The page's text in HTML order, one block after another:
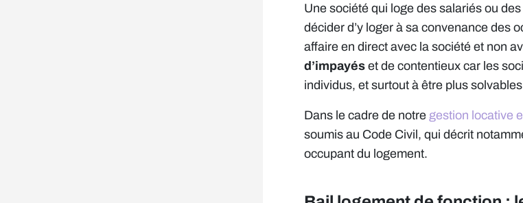
Une société qui loge des salariés ou
décider d’y loger à sa convenance des
affaire en direct avec la société et non
d’impayéset de contentieux car les
individus, et surtout à être plus
Dans le cadre de notre gestion locative
soumis au Code Civil, qui décrit
occupant du logement.